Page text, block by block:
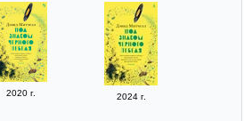
2020 г. 2024 г.